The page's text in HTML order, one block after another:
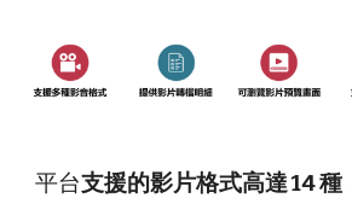
平台支援的影片格式高達 14 種